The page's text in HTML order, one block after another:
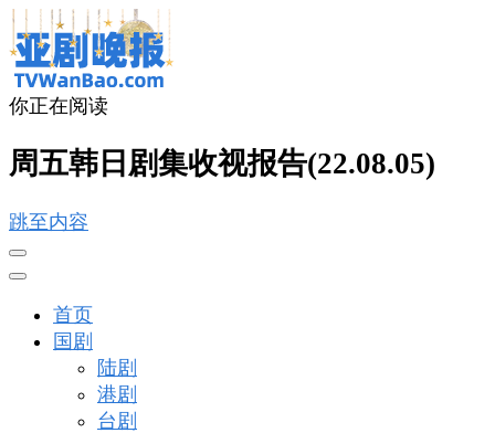
你正在阅读
周五韩日剧集收视报告(22.08.05)
跳至内容
首页
国剧
陆剧
港剧
台剧